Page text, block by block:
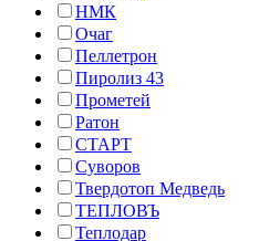
НМК
Очаг
Пеллетрон
Пиролиз 43
Прометей
Ратон
СТАРТ
Суворов
Твердотоп Медведь
ТЕПЛОВЪ
Теплодар